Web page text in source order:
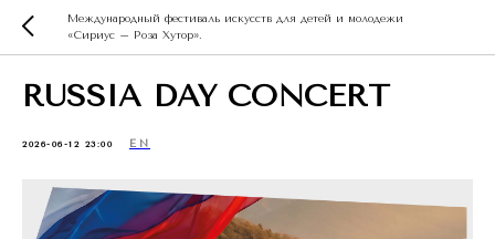
Международный фестиваль искусств для детей и молодежи
«Сириус – Роза Хутор».
RUSSIA DAY CONCERT
2026-06-12 23:00 EN